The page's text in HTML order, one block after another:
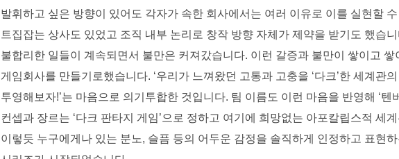
발휘하고 싶은 방향이 있어도 각자가 속한 회사에서는 여러 이유로 이를 실현할
트집잡는 상사도 있었고 조직 내부 논리로 창작 방향 자체가 제약을 받기도 했습
불합리한 일들이 계속되면서 불만은 커져갔습니다. 이런 갈증과 불만이 쌓이고 쌓
게임회사를 만들기로했습니다. ‘우리가 느껴왔던 고통과 고충을 ‘다크’한 세계관
투영해보자!’는 마음으로 의기투합한 것입니다. 팀 이름도 이런 마음을 반영해 ‘텐
컨셉과 장르는 ‘다크 판타지 게임’으로 정하고 여기에 희망없는 아포칼립스적 세
이렇듯 누구에게나 있는 분노, 슬픔 등의 어두운 감정을 솔직하게 인정하고 표현